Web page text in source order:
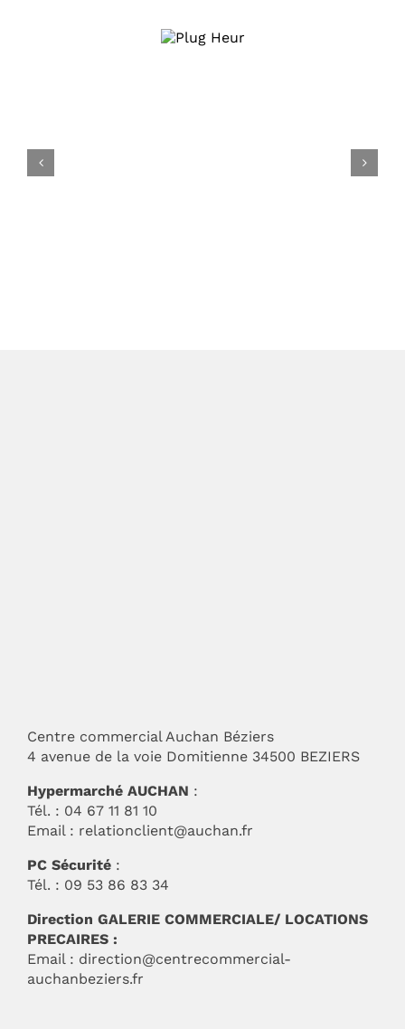
Centre commercial Auchan Béziers
4 avenue de la voie Domitienne 34500 BEZIERS
Hypermarché AUCHAN :
Tél. : 04 67 11 81 10
Email : relationclient@auchan.fr
PC Sécurité :
Tél. : 09 53 86 83 34
Direction GALERIE COMMERCIALE/ LOCATIONS
PRECAIRES :
Email : direction@centrecommercial-
auchanbeziers.fr